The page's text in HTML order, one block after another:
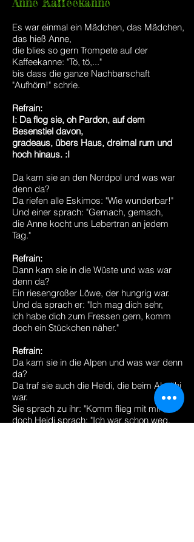
Es war einmal ein Mädchen, das Mädchen,
das hieß Anne,
die blies so gern Trompete auf der
Kaffeekanne: "Tö, tö,..."
bis dass die ganze Nachbarschaft
"Aufhörn!" schrie.
Refrain:
I: Da flog sie, oh Pardon, auf dem
Besenstiel davon,
gradeaus, übers Haus, dreimal rum und
hoch hinaus. :I
Da kam sie an den Nordpol und was war
denn da?
Da riefen alle Eskimos: "Wie wunderbar!"
Und einer sprach: "Gemach, gemach,
die Anne kocht uns Lebertran an jedem
Tag."
Refrain:
Dann kam sie in die Wüste und was war
denn da?
Ein riesengroßer Löwe, der hungrig war.
Und da sprach er: "Ich mag dich sehr,
ich habe dich zum Fressen gern, komm
doch ein Stückchen näher."
Refrain:
Da kam sie in die Alpen und was war denn
da?
Da traf sie auch die Heidi, die beim Almöhi
war.
Sie sprach zu ihr: "Komm flieg mit mir",
doch Heidi sprach: "Ich war schon weg,